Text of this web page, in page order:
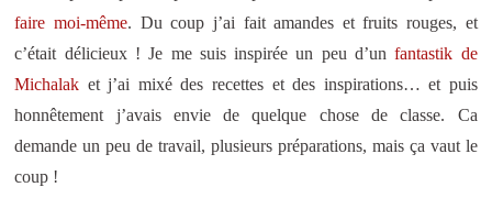
faire moi-même. Du coup j’ai fait amandes et fruits rouges, et
c’était délicieux ! Je me suis inspirée un peu d’unfantastik de
Michalak et j’ai mixé des recettes et des inspirations… et puis
honnêtement j’avais envie de quelque chose de classe. Ca
demande un peu de travail, plusieurs préparations, mais ça vaut le
coup !